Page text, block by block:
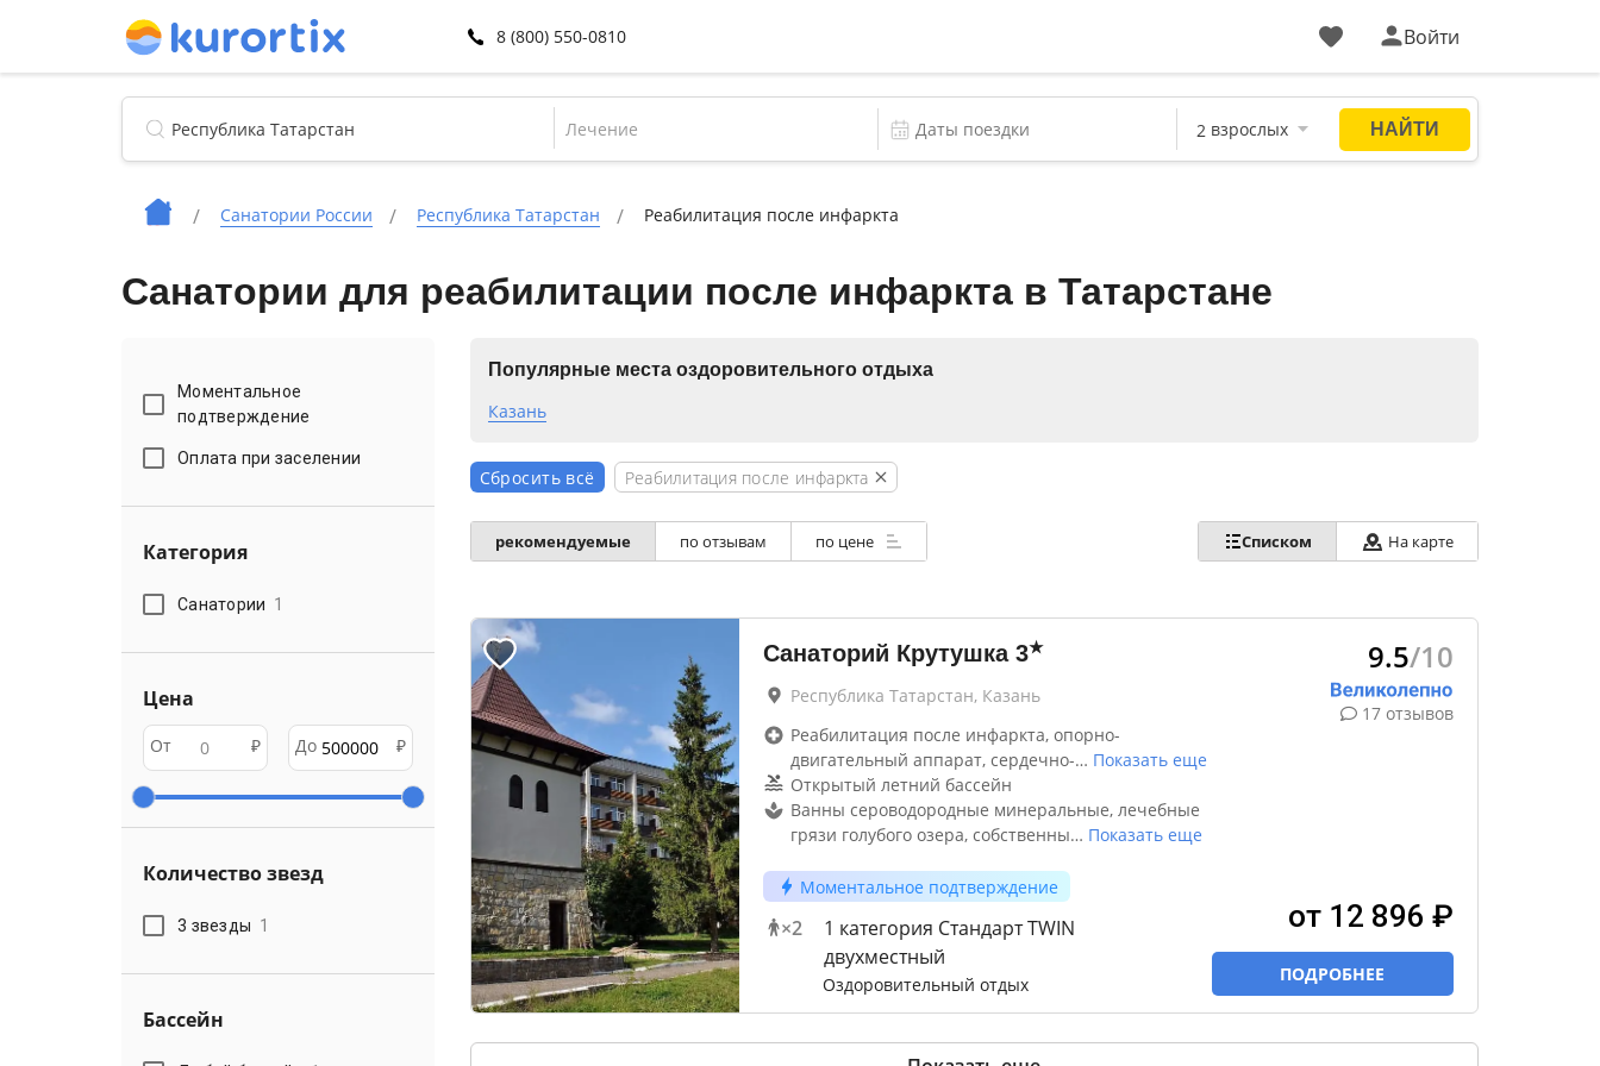
8 (800) 550-0810 Войти
Лечение
Санатории России Республика Татарстан Реабилитация после инфаркта
Санатории для реабилитации после инфаркта в Татарстане
Моментальное
подтверждение
Оплата при заселении
Категория
Санатории 1
Цена
От ₽ До ₽
Количество звезд
3 звезды 1
Бассейн
Популярные места оздоровительного отдыха
Казань
Сбросить всё Реабилитация после инфаркта
рекомендуемые по отзывам по цене Списком На карте
Санаторий Крутушка 3★
Республика Татарстан, Казань
Реабилитация после инфаркта, опорно-
двигательный аппарат, сердечно-… Показать еще
Открытый летний бассейн
Ванны сероводородные минеральные, лечебные
грязи голубого озера, собственны… Показать еще
Моментальное подтверждение
×2
1 категория Стандарт TWIN
двухместный
Оздоровительный отдых
9.5/10
17 отзывов
от 12 896 ₽
ПОДРОБНЕЕ